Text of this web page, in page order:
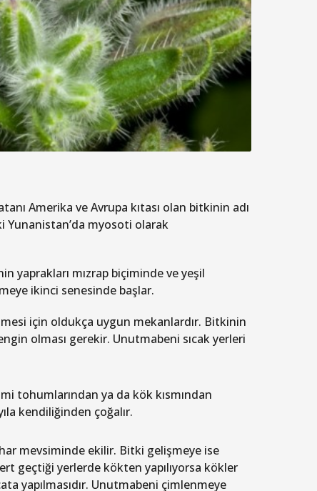
Amerika ve Avrupa kıtası olan bitkinin adı
Yunanistan’da myosoti olarak
yaprakları mızrap biçiminde ve yeşil
ikinci senesinde başlar.
için oldukça uygun mekanlardır. Bitkinin
olması gerekir. Unutmabeni sıcak yerleri
tohumlarından ya da kök kısmından
kendiliğinden çoğalır.
mevsiminde ekilir. Bitki gelişmeye ise
geçtiği yerlerde kökten yapılıyorsa kökler
yapılmasıdır. Unutmabeni çimlenmeye